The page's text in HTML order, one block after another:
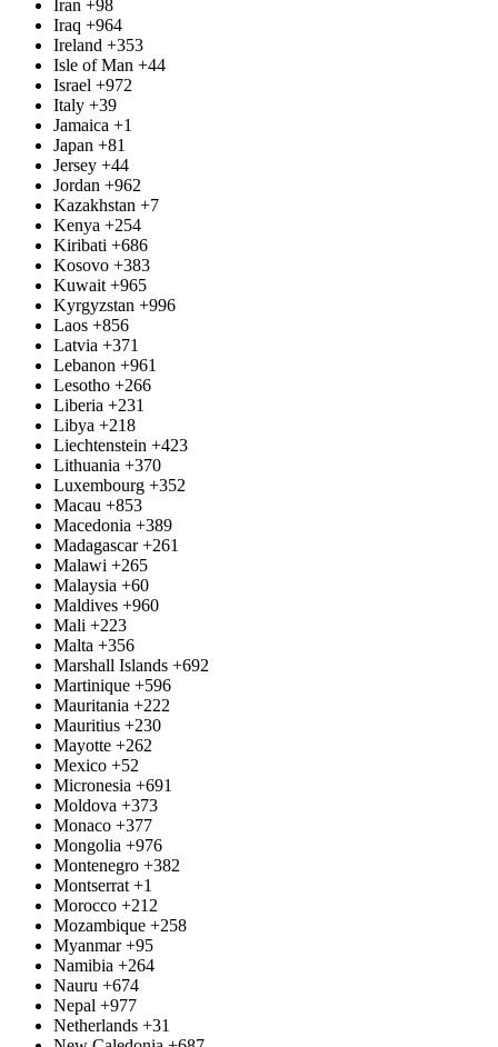
Iran +98
Iraq +964
Ireland +353
Isle of Man +44
Israel +972
Italy +39
Jamaica +1
Japan +81
Jersey +44
Jordan +962
Kazakhstan +7
Kenya +254
Kiribati +686
Kosovo +383
Kuwait +965
Kyrgyzstan +996
Laos +856
Latvia +371
Lebanon +961
Lesotho +266
Liberia +231
Libya +218
Liechtenstein +423
Lithuania +370
Luxembourg +352
Macau +853
Macedonia +389
Madagascar +261
Malawi +265
Malaysia +60
Maldives +960
Mali +223
Malta +356
Marshall Islands +692
Martinique +596
Mauritania +222
Mauritius +230
Mayotte +262
Mexico +52
Micronesia +691
Moldova +373
Monaco +377
Mongolia +976
Montenegro +382
Montserrat +1
Morocco +212
Mozambique +258
Myanmar +95
Namibia +264
Nauru +674
Nepal +977
Netherlands +31